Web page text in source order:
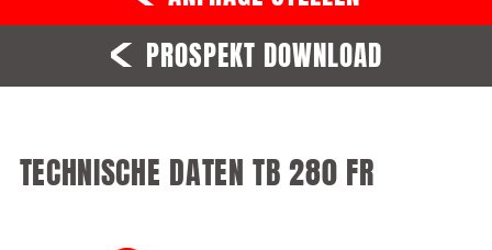
PROSPEKT DOWNLOAD
TECHNISCHE DATEN TB 280 FR